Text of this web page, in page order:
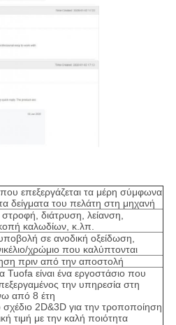
επεξεργάζεται τα μέρη σύμφωνα
δείγματα του πελάτη στη μηχανή
διάτρυση, λείανση,
καλωδίων, κ.λπ.
σε ανοδική οξείδωση,
χρώμιο που καλύπτονται
πριν από την αποστολή
Tuofa είναι ένα εργοστάσιο που
την υπηρεσία στη
από 8 έτη
σχέδιο 2D&3D για την τροποποίηση
τιμή με την καλή ποιότητα